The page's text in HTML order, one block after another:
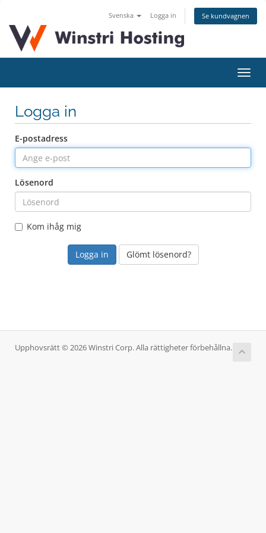
Svenska Logga in Se kundvagnen
Växla
Logga in
E-postadress
Lösenord
Kom ihåg mig
Glömt lösenord?
Upphovsrätt © 2026 Winstri Corp. Alla rättigheter förbehållna.